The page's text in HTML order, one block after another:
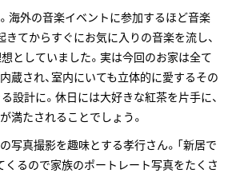
海外の音楽イベントに参加するほど音楽
きてからすぐにお気に入りの音楽を流し、
想としていました。実は今回のお家は全て
蔵され、室内にいても立体的に愛するその
設計に。休日には大好きな紅茶を片手に、
満たされることでしょう。
写真撮影を趣味とする孝行さん。「新居で
くるので家族のポートレート写真をたくさ